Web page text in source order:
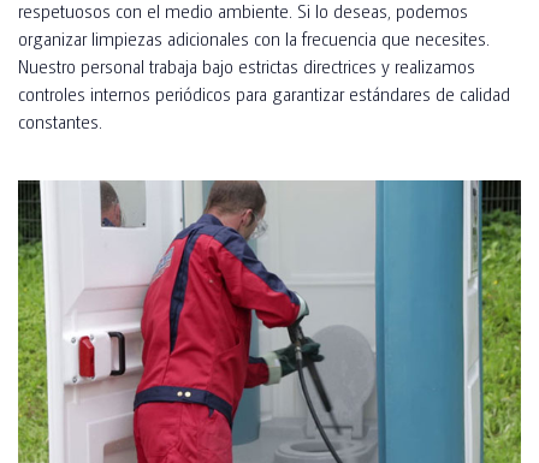
respetuosos con el medio ambiente. Si lo deseas, podemos
organizar limpiezas adicionales con la frecuencia que necesites.
Nuestro personal trabaja bajo estrictas directrices y realizamos
controles internos periódicos para garantizar estándares de calidad
constantes.